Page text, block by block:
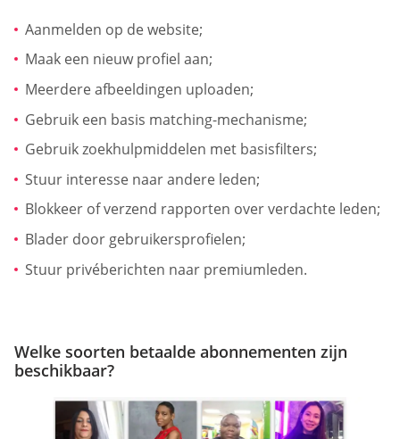
Aanmelden op de website;
Maak een nieuw profiel aan;
Meerdere afbeeldingen uploaden;
Gebruik een basis matching-mechanisme;
Gebruik zoekhulpmiddelen met basisfilters;
Stuur interesse naar andere leden;
Blokkeer of verzend rapporten over verdachte leden;
Blader door gebruikersprofielen;
Stuur privéberichten naar premiumleden.
Welke soorten betaalde abonnementen zijn
beschikbaar?